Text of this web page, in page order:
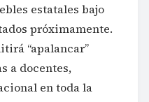
estatales bajo
próximamente.
“apalancar”
a docentes,
en toda la